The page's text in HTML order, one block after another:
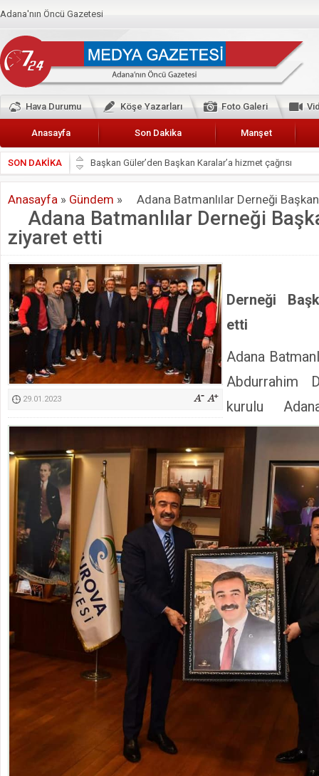
Adana'nın Öncü Gazetesi
Hava Durumu Köşe Yazarları Foto Galeri
Anasayfa Son Dakika Manşet
SON DAKİKA
Başkan Güler’den Başkan Karalar’a hizmet çağrısı
Lokantacılar ve Kebapçılar Esnaf Odası Başkanı Şefik
Hak-İş Abdurrahman Yücel
HDP İL BİNASININ ÖNÜNDE ANNELER TARİH
Hainler emellerine asla erişemeyecekler
BÖLGEMİZ ÇUKUROVA’DA 2019 YILI PAMUK
İyi Parti Yüreğir İlçe Başkanı Enis Akyürek
Kimyasallardan Koruma Derneği Başkanı Cennet Çelik
Anasayfa » Gündem » Adana Batmanlılar Derneği
Adana Batmanlılar Derneği
ziyaret etti
29.01.2023
Derneği
etti
Adana
Abdurrahim
kurulu